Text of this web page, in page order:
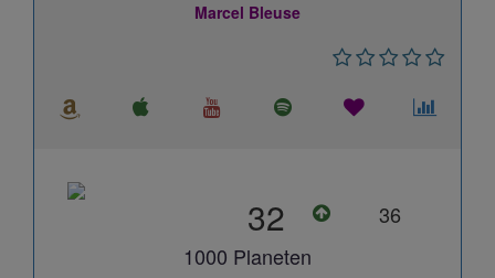
Marcel Bleuse
32
36
1000 Planeten